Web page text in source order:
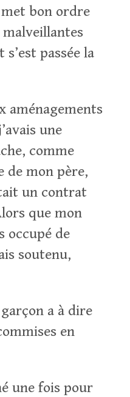
bon ordre
malveillantes
passée la
aménagements
une
comme
de mon père,
un contrat
que mon
occupé de
soutenu,
a à dire
en
une fois pour